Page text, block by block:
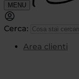
MENU
Cerca:
Area clienti